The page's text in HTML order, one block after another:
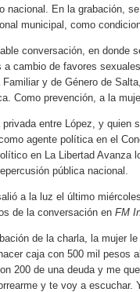
nacional. En la grabación,
municipal, como
conversación, en donde
a cambio de favores
Familiar y de Género de
Como prevención, a la
privada entre López, y quien
agente política en el
en La Libertad Avanza
pública nacional.
a la luz el último
de la conversación en FM
de la charla, la mujer
caja con 500 mil pesos
200 de una deuda y me
y te voy a escuchar.